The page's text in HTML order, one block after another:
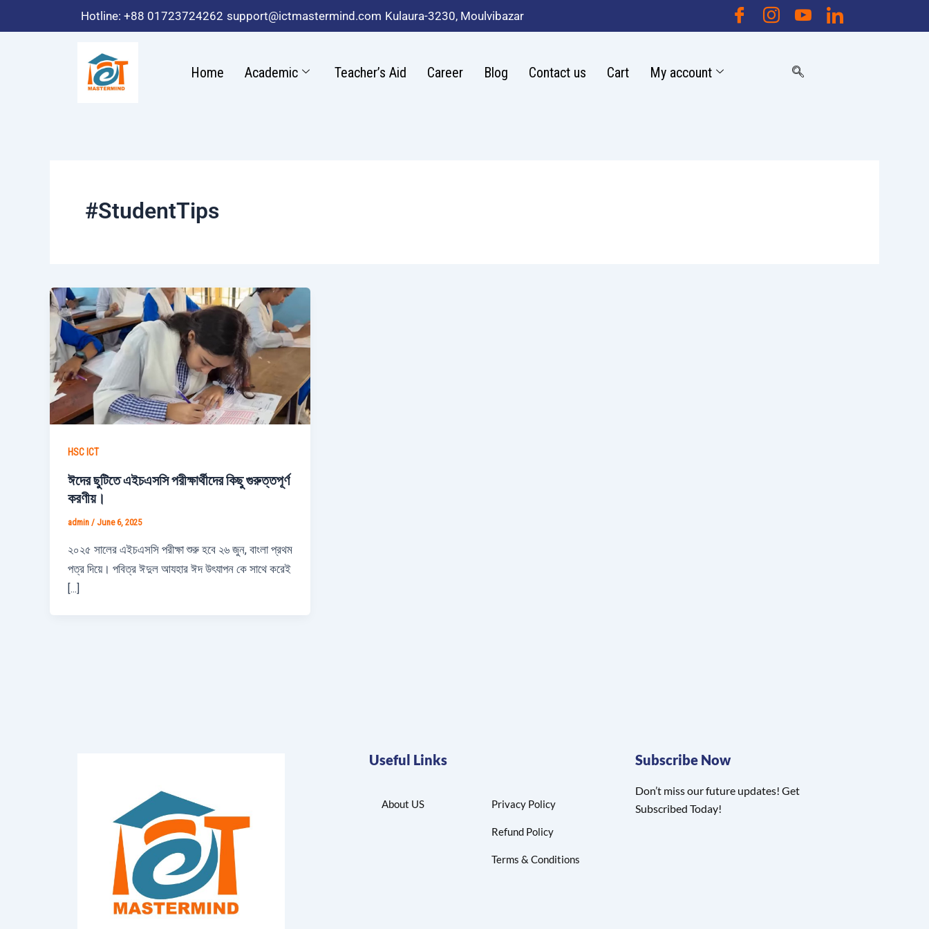
to
Hotline: +88 01723724262 support@ictmastermind.com Kulaura-3230, Moulvibazar
Home Academic Teacher’s Aid Career Blog Contact us Cart My account
#StudentTips
HSC ICT
ঈদের ছুটিতে এইচএসসি পরীক্ষার্থীদের কিছু গুরুত্তপূর্ণ
করণীয়।
admin / June 6, 2025
২০২৫ সালের এইচএসসি পরীক্ষা শুরু হবে ২৬ জুন, বাংলা প্রথম
পত্র দিয়ে। পবিত্র ঈদুল আযহার ঈদ উৎযাপন কে সাথে করেই
[…]
Useful Links
About US Privacy Policy
Refund Policy
Terms & Conditions
Subscribe Now
Don’t miss our future updates! Get
Subscribed Today!